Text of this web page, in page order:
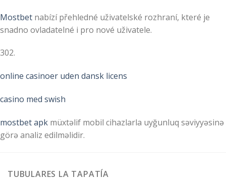
Mostbet nabízí přehledné uživatelské rozhraní, které je
snadno ovladatelné i pro nové uživatele.
302.
online casinoer uden dansk licens
casino med swish
mostbet apk müxtəlif mobil cihazlarla uyğunluq səviyyəsinə
görə analiz edilməlidir.
TUBULARES LA TAPATÍA